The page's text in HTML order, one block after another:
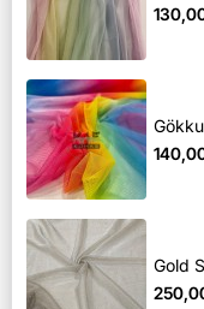
Gold